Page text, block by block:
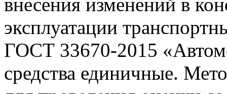
эксплуатации
ГОСТ 33670-2015
средства единичные.